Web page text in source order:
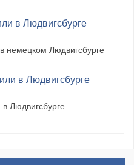
в Людвигсбурге
немецком Людвигсбурге
в Людвигсбурге
Людвигсбурге